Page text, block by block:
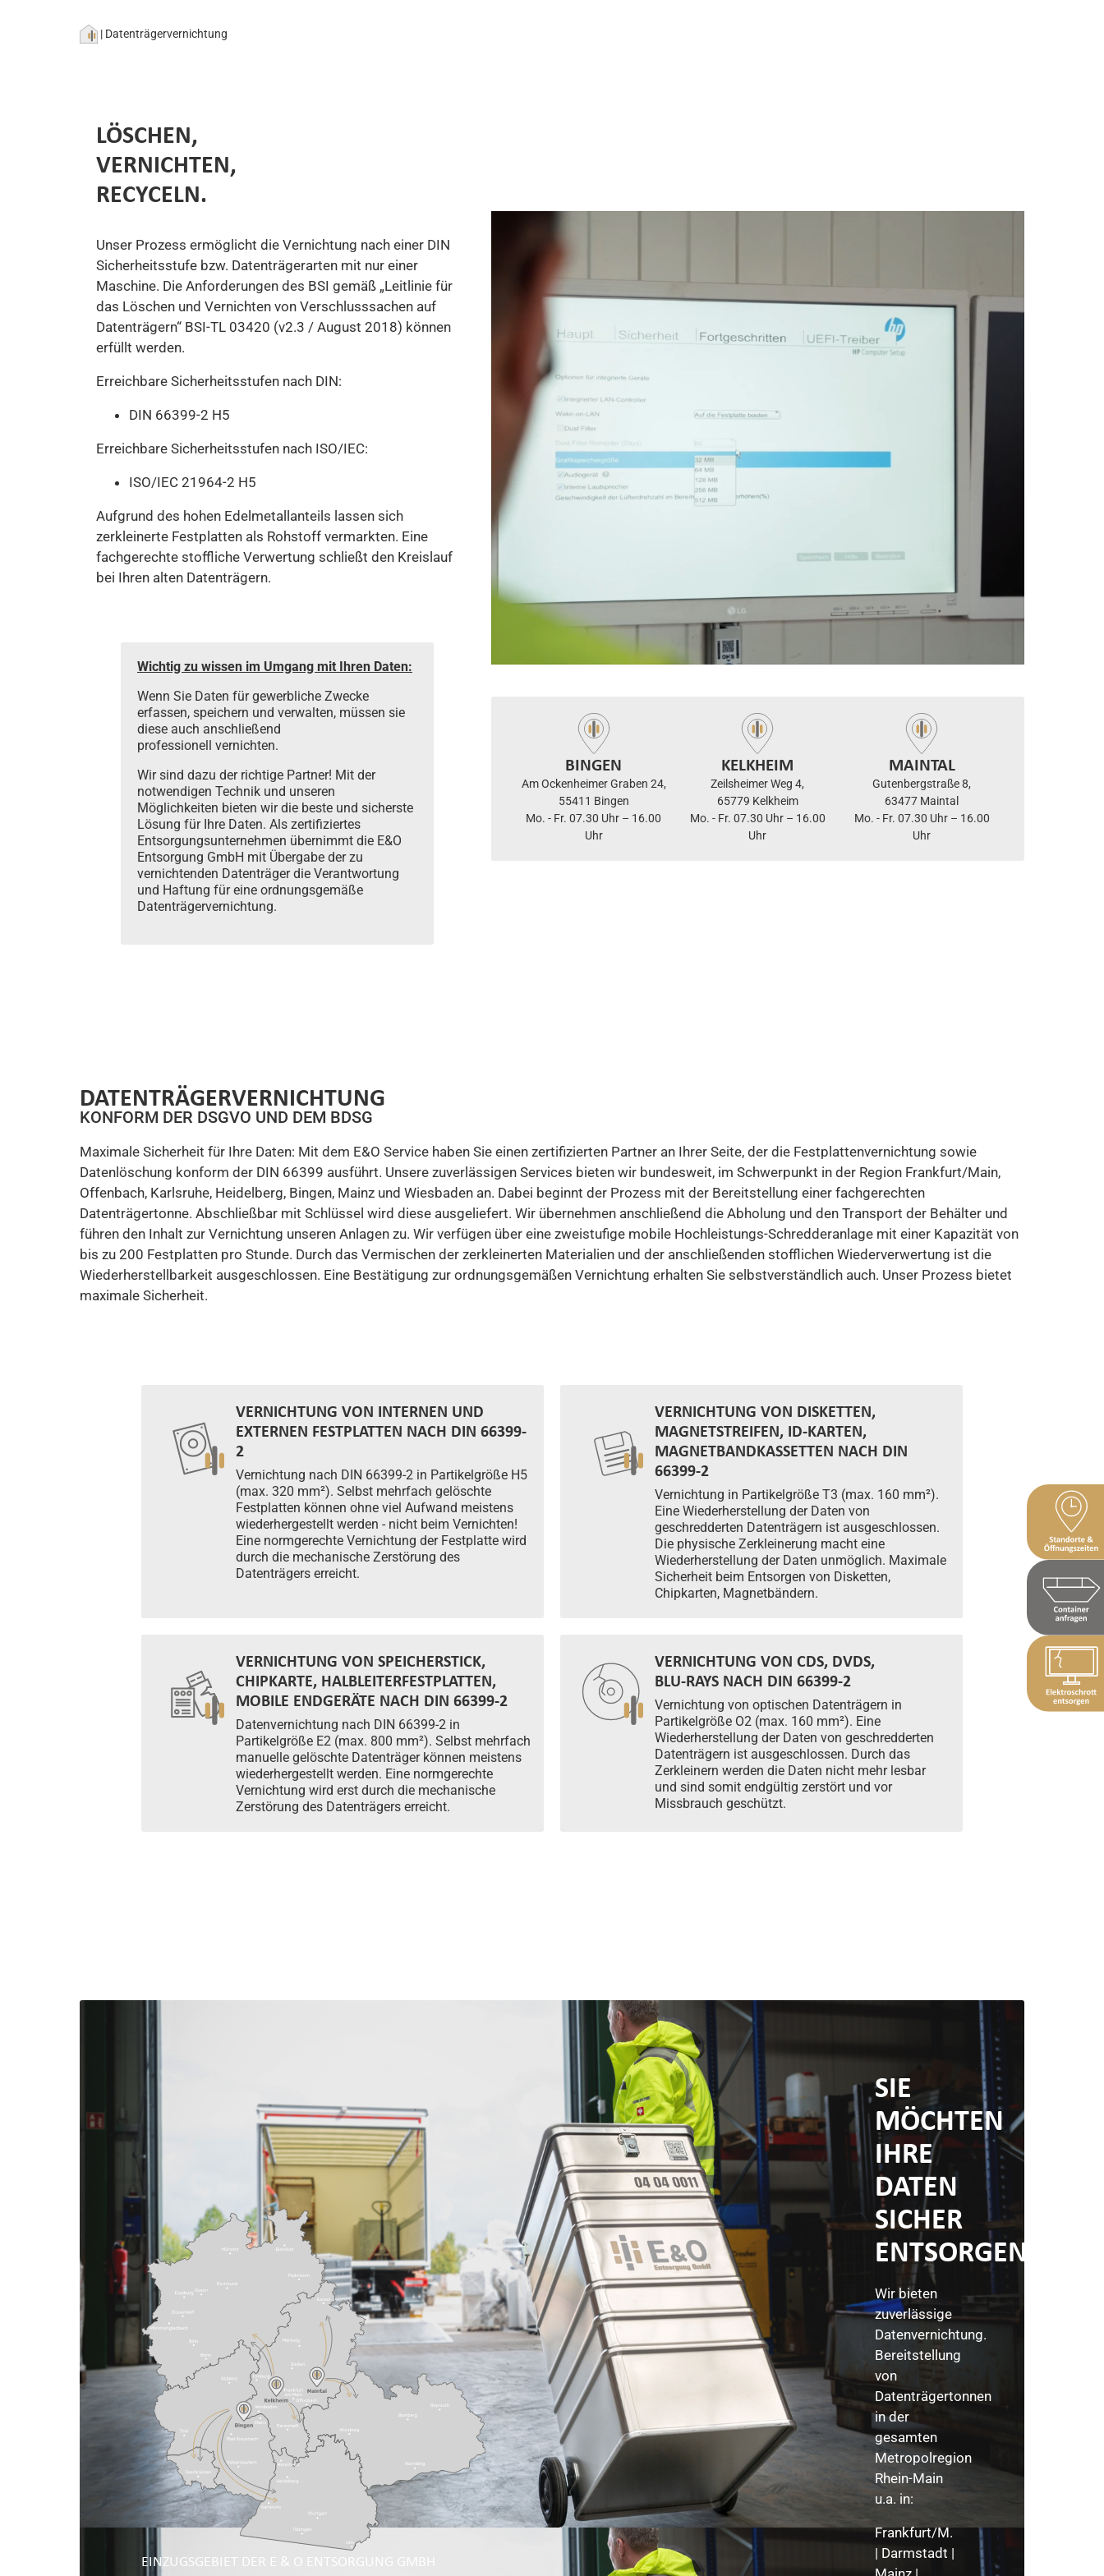
| Datenträgervernichtung
LÖSCHEN,
VERNICHTEN,
RECYCELN.
Unser Prozess ermöglicht die Vernichtung nach einer DIN
Sicherheitsstufe bzw. Datenträgerarten mit nur einer
Maschine. Die Anforderungen des BSI gemäß „Leitlinie für
das Löschen und Vernichten von Verschlusssachen auf
Datenträgern“ BSI-TL 03420 (v2.3 / August 2018) können
erfüllt werden.
Erreichbare Sicherheitsstufen nach DIN:
DIN 66399-2 H5
Erreichbare Sicherheitsstufen nach ISO/IEC:
ISO/IEC 21964-2 H5
Aufgrund des hohen Edelmetallanteils lassen sich
zerkleinerte Festplatten als Rohstoff vermarkten. Eine
fachgerechte stoffliche Verwertung schließt den Kreislauf
bei Ihren alten Datenträgern.
Wichtig zu wissen im Umgang mit Ihren Daten:
Wenn Sie Daten für gewerbliche Zwecke
erfassen, speichern und verwalten, müssen sie
diese auch anschließend
professionell vernichten.
Wir sind dazu der richtige Partner! Mit der
notwendigen Technik und unseren
Möglichkeiten bieten wir die beste und sicherste
Lösung für Ihre Daten. Als zertifiziertes
Entsorgungsunternehmen übernimmt die E&O
Entsorgung GmbH mit Übergabe der zu
vernichtenden Datenträger die Verantwortung
und Haftung für eine ordnungsgemäße
Datenträgervernichtung.
BINGEN
Am Ockenheimer Graben 24,
55411 Bingen
Mo. - Fr. 07.30 Uhr – 16.00
Uhr
KELKHEIM
Zeilsheimer Weg 4,
65779 Kelkheim
Mo. - Fr. 07.30 Uhr – 16.00
Uhr
MAINTAL
Gutenbergstraße 8,
63477 Maintal
Mo. - Fr. 07.30 Uhr – 16.00
Uhr
DATENTRÄGERVERNICHTUNG
KONFORM DER DSGVO UND DEM BDSG
Maximale Sicherheit für Ihre Daten: Mit dem E&O Service haben Sie einen zertifizierten Partner an Ihrer Seite, der die Festplattenvernichtung sowie
Datenlöschung konform der DIN 66399 ausführt. Unsere zuverlässigen Services bieten wir bundesweit, im Schwerpunkt in der Region Frankfurt/Main,
Offenbach, Karlsruhe, Heidelberg, Bingen, Mainz und Wiesbaden an. Dabei beginnt der Prozess mit der Bereitstellung einer fachgerechten
Datenträgertonne. Abschließbar mit Schlüssel wird diese ausgeliefert. Wir übernehmen anschließend die Abholung und den Transport der Behälter und
führen den Inhalt zur Vernichtung unseren Anlagen zu. Wir verfügen über eine zweistufige mobile Hochleistungs-Schredderanlage mit einer Kapazität von
bis zu 200 Festplatten pro Stunde. Durch das Vermischen der zerkleinerten Materialien und der anschließenden stofflichen Wiederverwertung ist die
Wiederherstellbarkeit ausgeschlossen. Eine Bestätigung zur ordnungsgemäßen Vernichtung erhalten Sie selbstverständlich auch. Unser Prozess bietet
maximale Sicherheit.
VERNICHTUNG VON INTERNEN UND
EXTERNEN FESTPLATTEN NACH DIN 66399-
2
Vernichtung nach DIN 66399-2 in Partikelgröße H5
(max. 320 mm²). Selbst mehrfach gelöschte
Festplatten können ohne viel Aufwand meistens
wiederhergestellt werden - nicht beim Vernichten!
Eine normgerechte Vernichtung der Festplatte wird
durch die mechanische Zerstörung des
Datenträgers erreicht.
VERNICHTUNG VON DISKETTEN,
MAGNETSTREIFEN, ID-KARTEN,
MAGNETBANDKASSETTEN NACH DIN
66399-2
Vernichtung in Partikelgröße T3 (max. 160 mm²).
Eine Wiederherstellung der Daten von
geschredderten Datenträgern ist ausgeschlossen.
Die physische Zerkleinerung macht eine
Wiederherstellung der Daten unmöglich. Maximale
Sicherheit beim Entsorgen von Disketten,
Chipkarten, Magnetbändern.
VERNICHTUNG VON SPEICHERSTICK,
CHIPKARTE, HALBLEITERFESTPLATTEN,
MOBILE ENDGERÄTE NACH DIN 66399-2
Datenvernichtung nach DIN 66399-2 in
Partikelgröße E2 (max. 800 mm²). Selbst mehrfach
manuelle gelöschte Datenträger können meistens
wiederhergestellt werden. Eine normgerechte
Vernichtung wird erst durch die mechanische
Zerstörung des Datenträgers erreicht.
VERNICHTUNG VON CDS, DVDS,
BLU-RAYS NACH DIN 66399-2
Vernichtung von optischen Datenträgern in
Partikelgröße O2 (max. 160 mm²). Eine
Wiederherstellung der Daten von geschredderten
Datenträgern ist ausgeschlossen. Durch das
Zerkleinern werden die Daten nicht mehr lesbar
und sind somit endgültig zerstört und vor
Missbrauch geschützt.
EINZUGSGEBIET DER E & O ENTSORGUNG GMBH
SIE
MÖCHTEN
IHRE
DATEN
SICHER
ENTSORGEN?
Wir bieten
zuverlässige
Datenvernichtung.
Bereitstellung
von
Datenträgertonnen
in der
gesamten
Metropolregion
Rhein-Main
u.a. in:
Frankfurt/M.
| Darmstadt |